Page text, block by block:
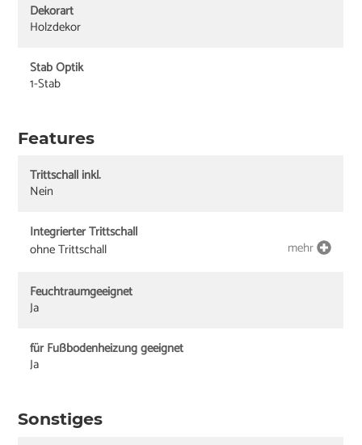
Dekorart
Holzdekor
Stab Optik
1-Stab
Features
Trittschall inkl.
Nein
Integrierter Trittschall
ohne Trittschall
mehr
Feuchtraumgeeignet
Ja
für Fußbodenheizung geeignet
Ja
Sonstiges